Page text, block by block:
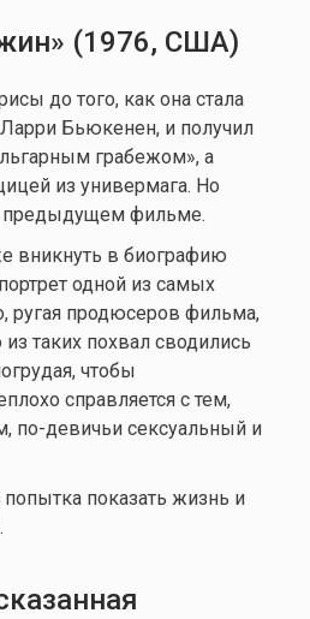
(1976, США)
до того, как она стала
Бьюкенен, и получил
грабежом», а
из универмага. Но
предыдущем фильме.
вникнуть в биографию
одной из самых
ругая продюсеров фильма,
таких похвал сводились
чтобы
справляется с тем,
по-девичьи сексуальный и
показать жизнь и